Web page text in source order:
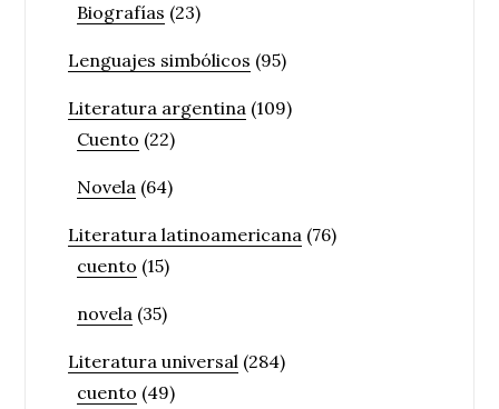
Biografías (23)
Lenguajes simbólicos (95)
Literatura argentina (109)
Cuento (22)
Novela (64)
Literatura latinoamericana (76)
cuento (15)
novela (35)
Literatura universal (284)
cuento (49)